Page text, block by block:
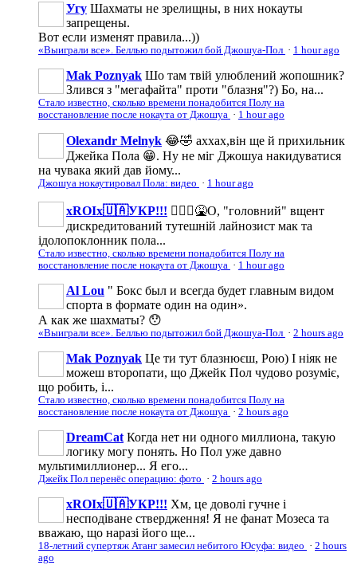
Угу Шахматы не зрелищны, в них нокауты
запрещены.
Вот если изменят правила...))
«Выиграли все». Беллью подытожил бой Джошуа-Пол · 1 hour ago
Mak Poznyak Шо там твій улюблений жопошник?
Злився з "мегафайта" проти "блазня"?) Бо, на...
Стало известно, сколько времени понадобится Полу на
восстановление после нокаута от Джошуа · 1 hour ago
Olexandr Melnyk 😂🤣 аххах,він ще й прихильник
Джейка Пола 😁. Ну не міг Джошуа накидуватися
на чувака який дав йому...
Джошуа нокаутировал Пола: видео · 1 hour ago
xROIx🇺🇦УКР!!! 🤦🏻‍♂️🤮О, "головний" вщент
дискредитований тутешній лайнозист мак та
ідолопоклонник пола...
Стало известно, сколько времени понадобится Полу на
восстановление после нокаута от Джошуа · 1 hour ago
Al Lou " Бокс был и всегда будет главным видом
спорта в формате один на один».
А как же шахматы? 😯
«Выиграли все». Беллью подытожил бой Джошуа-Пол · 2 hours ago
Mak Poznyak Це ти тут блазнюєш, Рою) І ніяк не
можеш второпати, що Джейк Пол чудово розуміє,
що робить, і...
Стало известно, сколько времени понадобится Полу на
восстановление после нокаута от Джошуа · 2 hours ago
DreamCat Когда нет ни одного миллиона, такую
логику могу понять. Но Пол уже давно
мультимиллионер... Я его...
Джейк Пол перенёс операцию: фото · 2 hours ago
xROIx🇺🇦УКР!!! Хм, це доволі гучне і
несподіване ствердження! Я не фанат Мозеса та
вважаю, що наразі його ще...
18-летний супертяж Атанг замесил небитого Юсуфа: видео · 2 hours
ago